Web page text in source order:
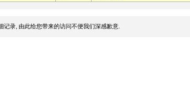
记录, 由此给您带来的访问不便我们深感歉意.